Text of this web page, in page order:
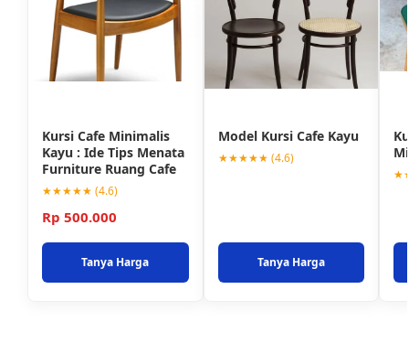
Kursi Cafe Minimalis
Kayu : Ide Tips Menata
Furniture Ruang Cafe
★★★★★ (4.6)
Rp 500.000
Tanya Harga
Model Kursi Cafe Kayu
★★★★★ (4.6)
Tanya Harga